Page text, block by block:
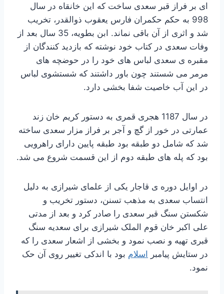
ای بر فراز قبر سعدی ساخت که این خانقاه در سال
998 به حکم حکمران فارس یعقوب ذوالقدر، تخریب
شد و اثری از آن باقی نماند. ابن بطویه، 35 سال بعد از
وفات سعدی در کتاب خود نوشته که بازدید کنندگان از
مقبره ی سعدی لباس های خود را در حوضچه های
مرمر می شستند چون باور داشتند که شستشوی لباس
در این آب خاصیت شفا بخشی دارد.
در سال 1187 هجری قمری به دستور کریم خان زند
عمارتی در خور از گچ و آجر بر فراز مزار سعدی ساخته
شد که شامل دو طبقه بود طبقه پایین دارای راهرویی
بود که پله های طبقه دوم از این قسمت شروع می شد.
در اوایل دوره ی قاجار یکی از علمای شیرازی به دلیل
انتساب سعدی به مذهب تسنن، دستور تخریب و
شکستن سنگ قبر سعدی را صادر کرد و بعد از مدتی
علی اکبر خان قوم الملک شیرازی برای سعدیه سنگ
قبری تهیه و نصب نمود و بخشی از اشعار سعدی را که
در ستایش پیامبر اسلام بود با اندکی تغییر روی آن حک
نمود.